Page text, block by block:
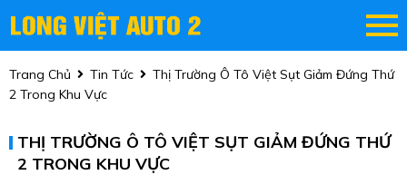
Trang Chủ Tin Tức
Thị Trường Ô Tô Việt Sụt Giảm Đứng Thứ
2 Trong Khu Vực
THỊ TRƯỜNG Ô TÔ VIỆT SỤT GIẢM ĐỨNG THỨ
2 TRONG KHU VỰC